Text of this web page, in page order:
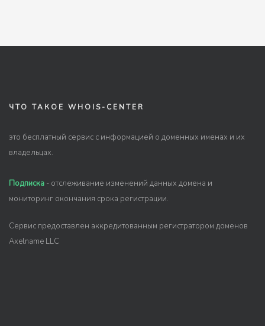
ЧТО ТАКОЕ WHOIS-CENTER
это бесплатный сервис с информацией о доменных именах и их
владельцах.
Подписка - отслеживание изменений данных домена и
мониторинг окончания срока регистрации.
Сервис предоставлен аккредитованным регистратором доменов
Axelname LLC